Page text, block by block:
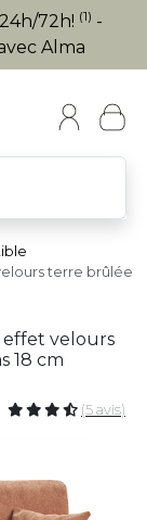
72h! (1) -
Alma
terre brûlée
effet velours
18 cm
(5 avis)